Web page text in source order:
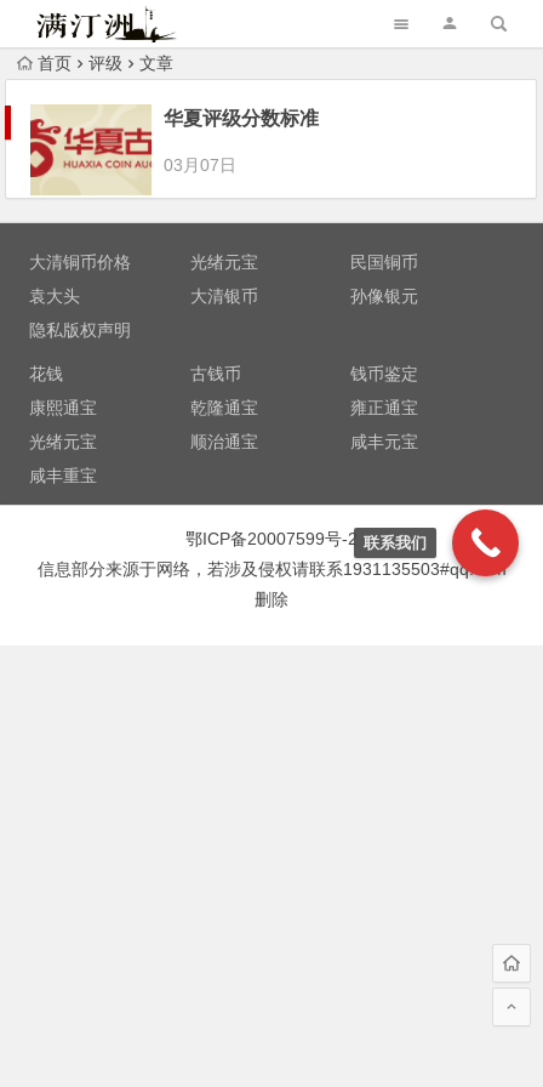
首页 评级 文章
华夏评级分数标准
03月07日
大清铜币价格 光绪元宝
民国铜币
袁大头
大清银币
孙像银元
隐私版权声明
花钱 古钱币
钱币鉴定
康熙通宝
乾隆通宝
雍正通宝
光绪元宝
顺治通宝
咸丰元宝
咸丰重宝
鄂ICP备20007599号-2
信息部分来源于网络，若涉及侵权请联系1931135503#qq.com
删除
联系我们